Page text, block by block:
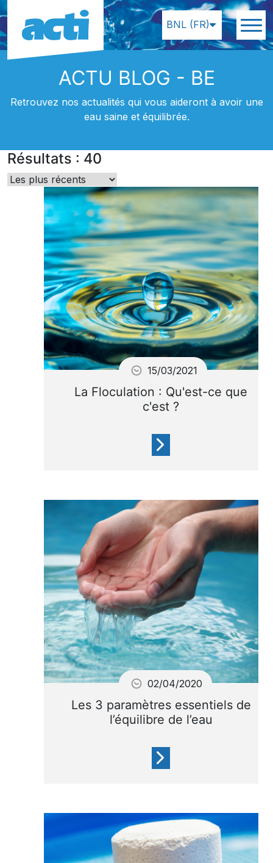
BNL (FR)
ACTU BLOG - BE
Retrouvez nos actualités qui vous aideront à avoir une
eau saine et équilibrée.
Résultats : 40
La Floculation : Qu'est-ce que
c'est ?
Bien souvent, l’eau de votre
bassin est trouble alors que
les paramètres qui régissent
l’équilibre de l’eau ont des
valeurs correctes.
15/03/2021
Les 3 paramètres essentiels de
l’équilibre de l’eau
L’équilibre de l’eau est régi
par 3 paramètres essentiels :
le pH, l’alcalinité et la dureté
calcique.
02/04/2020